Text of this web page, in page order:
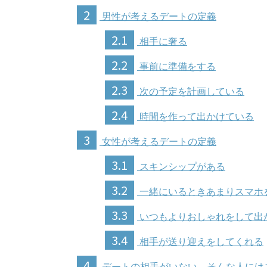
2 男性が考えるデートの定義
2.1 相手に奢る
2.2 事前に準備をする
2.3 次の予定を計画している
2.4 時間を作って出かけている
3 女性が考えるデートの定義
3.1 スキンシップがある
3.2 一緒にいるときあまりスマホ
3.3 いつもよりおしゃれをして出
3.4 相手が送り迎えをしてくれる